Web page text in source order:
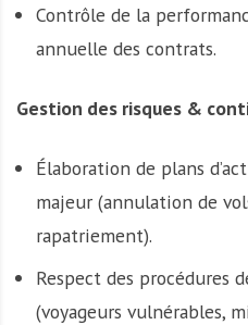
Contrôle de la
annuelle des contrats.
Gestion des risques &
Élaboration de plans
majeur (annulation de
rapatriement).
Respect des procédures
(voyageurs vulnérables,